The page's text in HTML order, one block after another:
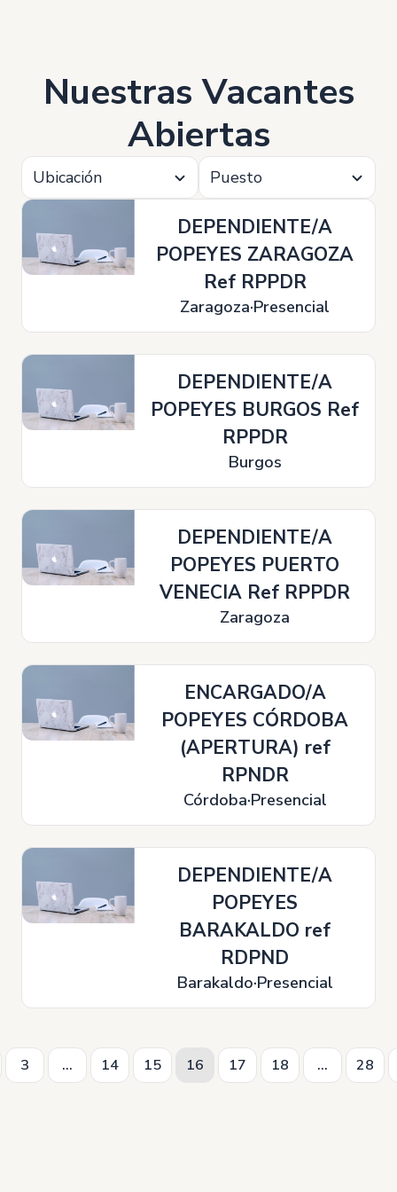
Nuestras Vacantes
Abiertas
Ubicación Puesto
DEPENDIENTE/A
POPEYES ZARAGOZA
Ref RPPDR
Zaragoza Presencial
DEPENDIENTE/A
POPEYES BURGOS Ref
RPPDR
Burgos
DEPENDIENTE/A
POPEYES PUERTO
VENECIA Ref RPPDR
Zaragoza
ENCARGADO/A
POPEYES CÓRDOBA
(APERTURA) ref
RPNDR
Córdoba Presencial
DEPENDIENTE/A
POPEYES
BARAKALDO ref
RDPND
Barakaldo Presencial
3 ... 14 15 16 17 18 ... 28